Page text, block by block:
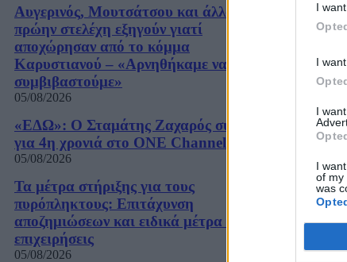
I
I
I
I
of my
was
Αυγερινός, Μουτσάτσου και άλλα 20
πρώην στελέχη εξηγούν γιατί
αποχώρησαν από το κόμμα
Καρυστιανού – «Αρνηθήκαμε να
συμβιβαστούμε»
05/08/2026
«ΕΔΩ»: Ο Σταμάτης Ζαχαρός συνεχίζει
για 4η χρονιά στο ONE Channel
05/08/2026
Τα μέτρα στήριξης για τους
πυρόπληκτους: Επιτάχυνση
αποζημιώσεων και ειδικά μέτρα για τις
επιχειρήσεις
05/08/2026